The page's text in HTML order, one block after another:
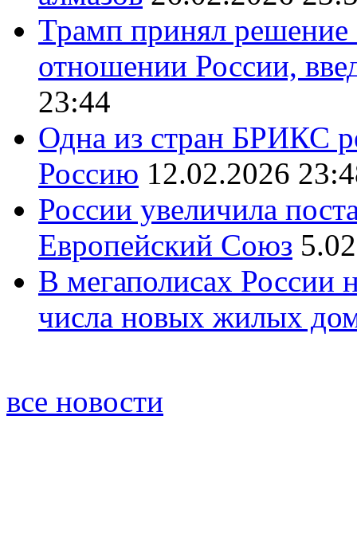
Трамп принял решение
отношении России,
23:44
Одна из стран БРИКС
Россию 12.02.2026
России увеличила
Европейский Союз
В мегаполисах России
числа новых жилых
все новости